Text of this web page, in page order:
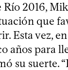
2016,
que
Esta vez,
años para
su suerte.